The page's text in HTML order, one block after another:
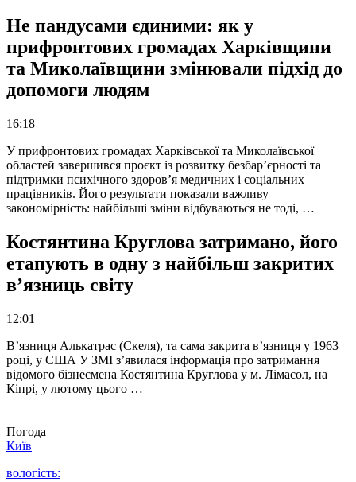
Не пандусами єдиними: як у
прифронтових громадах Харківщини
та Миколаївщини змінювали підхід до
допомоги людям
16:18
У прифронтових громадах Харківської та Миколаївської
областей завершився проєкт із розвитку безбар’єрності та
підтримки психічного здоров’я медичних і соціальних
працівників. Його результати показали важливу
закономірність: найбільші зміни відбуваються не тоді, …
Костянтина Круглова затримано, його
етапують в одну з найбільш закритих
в’язниць світу
12:01
В’язниця Алькатрас (Скеля), та сама закрита в’язниця у 1963
році, у США У ЗМІ з’явилася інформація про затримання
відомого бізнесмена Костянтина Круглова у м. Лімасол, на
Кіпрі, у лютому цього …
Погода
Київ
вологість: